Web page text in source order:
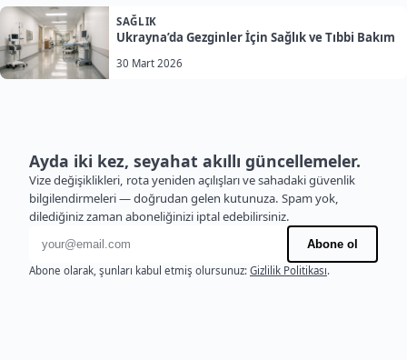
SAĞLIK
Ukrayna’da Gezginler İçin Sağlık ve Tıbbi Bakım
30 Mart 2026
Ayda iki kez, seyahat akıllı güncellemeler.
Vize değişiklikleri, rota yeniden açılışları ve sahadaki güvenlik
bilgilendirmeleri — doğrudan gelen kutunuza. Spam yok,
dilediğiniz zaman aboneliğinizi iptal edebilirsiniz.
E-posta adresi
Abone ol
Abone olarak, şunları kabul etmiş olursunuz: Gizlilik Politikası.